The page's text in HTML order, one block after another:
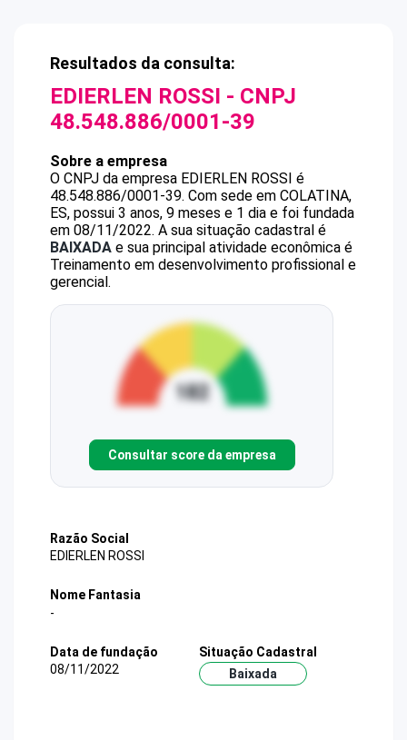
Resultados da consulta:
EDIERLEN ROSSI - CNPJ
48.548.886/0001-39
Sobre a empresa
O CNPJ da empresa EDIERLEN ROSSI é
48.548.886/0001-39. Com sede em COLATINA,
ES, possui 3 anos, 9 meses e 1 dia e foi fundada
em 08/11/2022. A sua situação cadastral é
BAIXADA e sua principal atividade econômica é
Treinamento em desenvolvimento profissional e
gerencial.
Consultar score da empresa
Razão Social
EDIERLEN ROSSI
Nome Fantasia
-
Data de fundação
08/11/2022
Situação Cadastral
Baixada